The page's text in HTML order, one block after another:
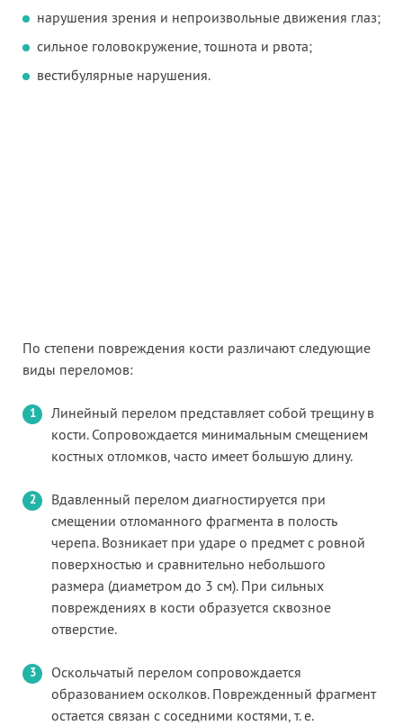
нарушения зрения и непроизвольные движения глаз;
сильное головокружение, тошнота и рвота;
вестибулярные нарушения.
По степени повреждения кости различают следующие
виды переломов:
Линейный перелом представляет собой трещину в
кости. Сопровождается минимальным смещением
костных отломков, часто имеет большую длину.
Вдавленный перелом диагностируется при
смещении отломанного фрагмента в полость
черепа. Возникает при ударе о предмет с ровной
поверхностью и сравнительно небольшого
размера (диаметром до 3 см). При сильных
повреждениях в кости образуется сквозное
отверстие.
Оскольчатый перелом сопровождается
образованием осколков. Поврежденный фрагмент
остается связан с соседними костями, т. е.